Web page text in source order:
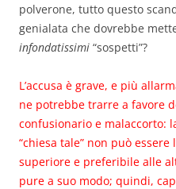
polverone, tutto questo
genialata che dovrebbe
infondatissimi “sospetti”?
L’accusa è grave, e più
ne potrebbe trarre a favore
confusionario e malaccorto:
“chiesa tale” non può essere
superiore e preferibile alle
pure a suo modo; quindi,